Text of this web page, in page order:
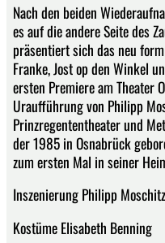
Nach den beiden
es auf die andere Seite des
präsentiert sich das neu
Franke, Jost op den Winkel
ersten Premiere am Theater
Uraufführung von Philipp
Prinzregententheater und
der 1985 in Osnabrück
zum ersten Mal in seiner
Inszenierung Philipp
Kostüme Elisabeth Benning